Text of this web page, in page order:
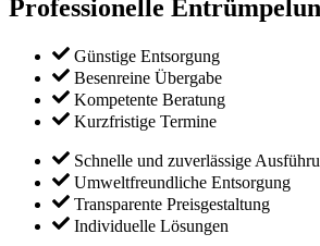
Professionelle
Günstige Entsorgung
Besenreine Übergabe
Kompetente Beratung
Kurzfristige Termine
Schnelle und zuverlässige
Umweltfreundliche Entsorgung
Transparente Preisgestaltung
Individuelle Lösungen